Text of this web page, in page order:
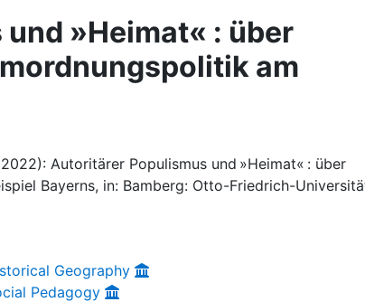
»Heimat« : über
am
Autoritärer Populismus und »Heimat« : über
Bayerns, in: Bamberg: Otto-Friedrich-
Geography
Pedagogy